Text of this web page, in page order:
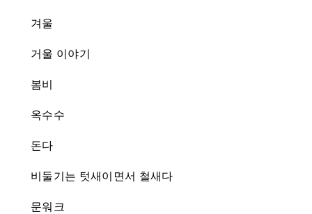
겨울
거울 이야기
봄비
옥수수
돈다
비둘기는 텃새이면서 철새다
문워크